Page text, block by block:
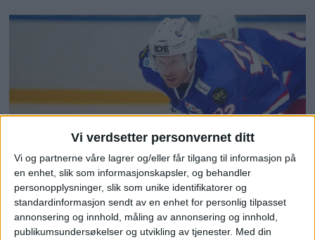
Vi verdsetter personvernet ditt
Vi og partnerne våre lagrer og/eller får tilgang til informasjon på
en enhet, slik som informasjonskapsler, og behandler
personopplysninger, slik som unike identifikatorer og
standardinformasjon sendt av en enhet for personlig tilpasset
annonsering og innhold, måling av annonsering og innhold,
publikumsundersøkelser og utvikling av tjenester. Med din
Martin Røymark har vært skada
siden krigen. Første kamp i dag,
attpåtil med scoring